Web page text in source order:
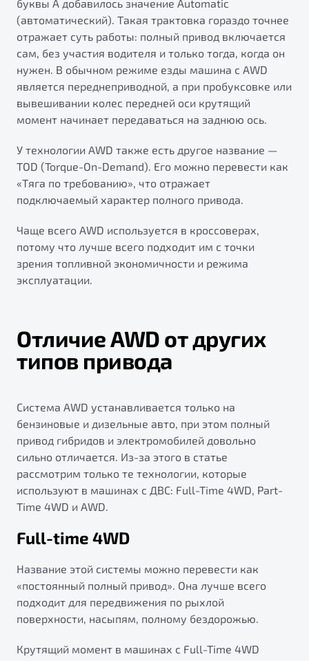
буквы A добавилось значение Automatic
(автоматический). Такая трактовка гораздо точнее
отражает суть работы: полный привод включается
сам, без участия водителя и только тогда, когда он
нужен. В обычном режиме езды машина с AWD
является переднеприводной, а при пробуксовке или
вывешивании колес передней оси крутящий
момент начинает передаваться на заднюю ось.
У технологии AWD также есть другое название —
TOD (Torque-On-Demand). Его можно перевести как
«Тяга по требованию», что отражает
подключаемый характер полного привода.
Чаще всего AWD используется в кроссоверах,
потому что лучше всего подходит им с точки
зрения топливной экономичности и режима
эксплуатации.
Отличие AWD от других
типов привода
Система AWD устанавливается только на
бензиновые и дизельные авто, при этом полный
привод гибридов и электромобилей довольно
сильно отличается. Из-за этого в статье
рассмотрим только те технологии, которые
используют в машинах с ДВС: Full-Time 4WD, Part-
Time 4WD и AWD.
Full-time 4WD
Название этой системы можно перевести как
«постоянный полный привод». Она лучше всего
подходит для передвижения по рыхлой
поверхности, насыпям, полному бездорожью.
Крутящий момент в машинах с Full-Time 4WD